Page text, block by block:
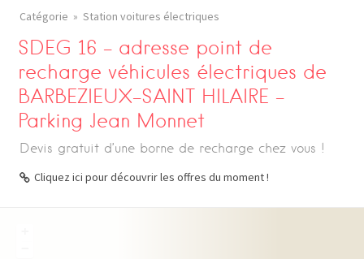
Catégorie Station voitures électriques
SDEG 16 – adresse point de
recharge véhicules électriques de
BARBEZIEUX-SAINT HILAIRE –
Parking Jean Monnet
Devis gratuit d’une borne de recharge chez vous !
Cliquez ici pour découvrir les offres du moment !